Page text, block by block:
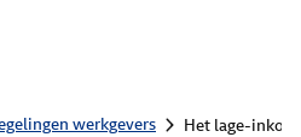
werkgevers Het lage-